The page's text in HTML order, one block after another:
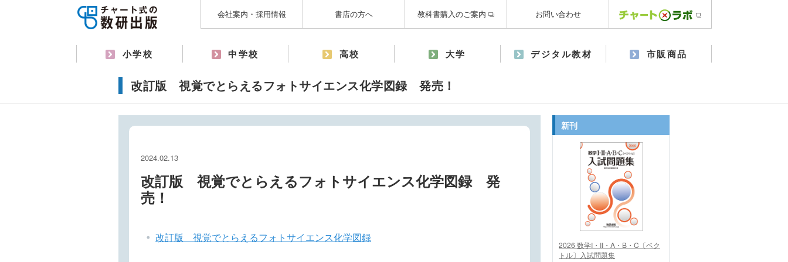
会社案内・採用情報 書店の方へ 教科書購入のご案内 お問い合わせ
小学校 中学校 高校 大学 デジタル教材 市販商品
改訂版 視覚でとらえるフォトサイエンス化学図録 発売！
改訂版 視覚でとらえるフォトサイエンス化学図録 発
売！
2024.02.13
改訂版 視覚でとらえるフォトサイエンス化学図録
新刊
2026 数学I・II・A・B・C〔ベク
トル〕入試問題集